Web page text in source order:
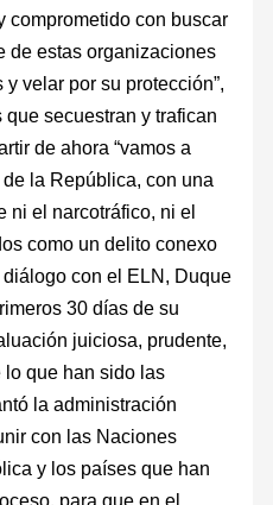
comprometido con buscar
de estas organizaciones
velar por su protección”,
secuestran y trafican
de ahora “vamos a
la República, con una
ni el narcotráfico, ni el
como un delito conexo
con el ELN, Duque
30 días de su
juiciosa, prudente,
que han sido las
la administración
con las Naciones
y los países que han
para que en el